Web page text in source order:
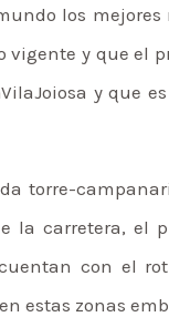
los
vigente y que
y que
torre-
la carretera, el
con el
estas zonas